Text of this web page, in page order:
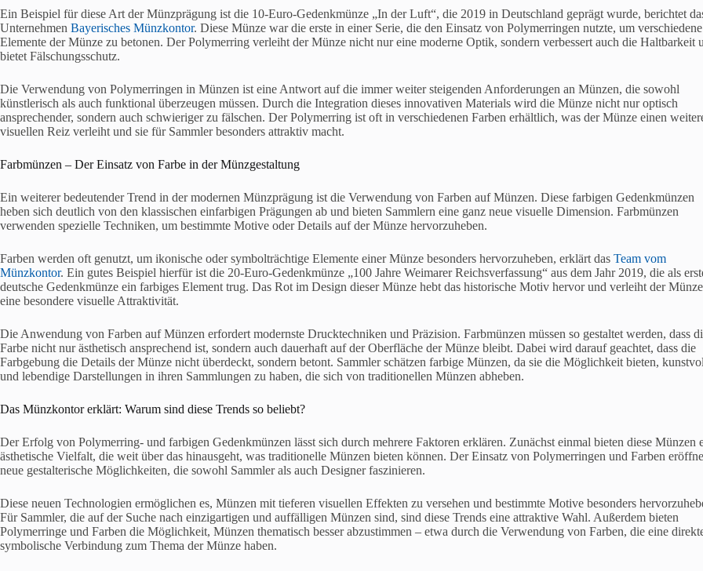
Ein Beispiel für diese Art der Münzprägung ist die 10-Euro-Gedenkmünze „In der Luft“, die 2019 in Deutschland geprägt wurde, berichtet
Unternehmen Bayerisches Münzkontor. Diese Münze war die erste in einer Serie, die den Einsatz von Polymerringen nutzte, um verschiedene
Elemente der Münze zu betonen. Der Polymerring verleiht der Münze nicht nur eine moderne Optik, sondern verbessert auch die Haltbarkeit
bietet Fälschungsschutz.
Die Verwendung von Polymerringen in Münzen ist eine Antwort auf die immer weiter steigenden Anforderungen an Münzen, die sowohl
künstlerisch als auch funktional überzeugen müssen. Durch die Integration dieses innovativen Materials wird die Münze nicht nur optisch
ansprechender, sondern auch schwieriger zu fälschen. Der Polymerring ist oft in verschiedenen Farben erhältlich, was der Münze einen
visuellen Reiz verleiht und sie für Sammler besonders attraktiv macht.
Farbmünzen – Der Einsatz von Farbe in der Münzgestaltung
Ein weiterer bedeutender Trend in der modernen Münzprägung ist die Verwendung von Farben auf Münzen. Diese farbigen Gedenkmünzen
heben sich deutlich von den klassischen einfarbigen Prägungen ab und bieten Sammlern eine ganz neue visuelle Dimension. Farbmünzen
verwenden spezielle Techniken, um bestimmte Motive oder Details auf der Münze hervorzuheben.
Farben werden oft genutzt, um ikonische oder symbolträchtige Elemente einer Münze besonders hervorzuheben, erklärt das Team vom
Münzkontor. Ein gutes Beispiel hierfür ist die 20-Euro-Gedenkmünze „100 Jahre Weimarer Reichsverfassung“ aus dem Jahr 2019, die als
deutsche Gedenkmünze ein farbiges Element trug. Das Rot im Design dieser Münze hebt das historische Motiv hervor und verleiht der Münze
eine besondere visuelle Attraktivität.
Die Anwendung von Farben auf Münzen erfordert modernste Drucktechniken und Präzision. Farbmünzen müssen so gestaltet werden, dass
Farbe nicht nur ästhetisch ansprechend ist, sondern auch dauerhaft auf der Oberfläche der Münze bleibt. Dabei wird darauf geachtet, dass die
Farbgebung die Details der Münze nicht überdeckt, sondern betont. Sammler schätzen farbige Münzen, da sie die Möglichkeit bieten,
und lebendige Darstellungen in ihren Sammlungen zu haben, die sich von traditionellen Münzen abheben.
Das Münzkontor erklärt: Warum sind diese Trends so beliebt?
Der Erfolg von Polymerring- und farbigen Gedenkmünzen lässt sich durch mehrere Faktoren erklären. Zunächst einmal bieten diese Münzen
ästhetische Vielfalt, die weit über das hinausgeht, was traditionelle Münzen bieten können. Der Einsatz von Polymerringen und Farben
neue gestalterische Möglichkeiten, die sowohl Sammler als auch Designer faszinieren.
Diese neuen Technologien ermöglichen es, Münzen mit tieferen visuellen Effekten zu versehen und bestimmte Motive besonders
Für Sammler, die auf der Suche nach einzigartigen und auffälligen Münzen sind, sind diese Trends eine attraktive Wahl. Außerdem bieten
Polymerringe und Farben die Möglichkeit, Münzen thematisch besser abzustimmen – etwa durch die Verwendung von Farben, die eine
symbolische Verbindung zum Thema der Münze haben.